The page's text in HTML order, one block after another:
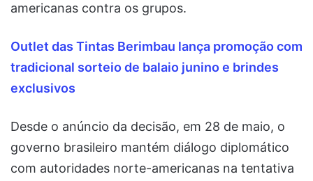
americanas contra os grupos.
Outlet das Tintas Berimbau lança promoção com
tradicional sorteio de balaio junino e brindes
exclusivos
Desde o anúncio da decisão, em 28 de maio, o
governo brasileiro mantém diálogo diplomático
com autoridades norte-americanas na tentativa